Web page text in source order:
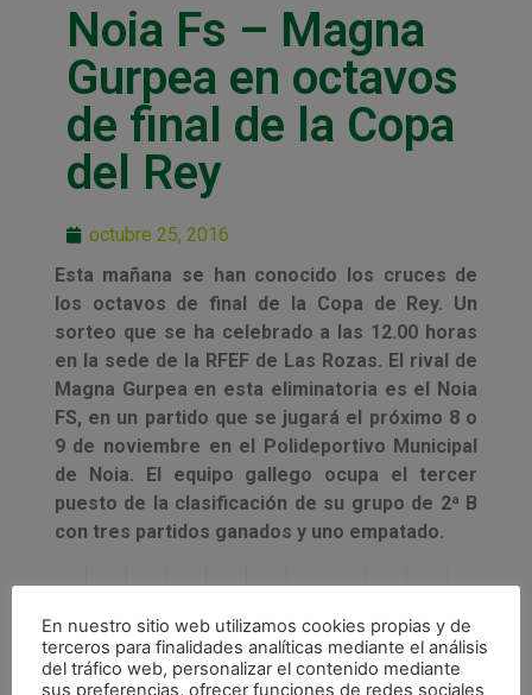
Noia Fs – Magna
Gurpea en octavos
de final de la Copa
del Rey
octubre 25, 2016
Esta mañana se han conocido los cruces de
los octavos de final de la Copa de Rey. Un
sorteo que se ha celebrado a las 12.00 horas
en la sede de la RFEF de Las Rozas. El rival de
Magna Gurpea en esta eliminatoria es el Noia
FS, en un partido que se jugará el próximo 8 o
9 de noviembre en el Polideportivo Municipal
de Noia. El equipo gallego ocupa el tercer
puesto de la clasificación de su grupo de 2ª B
con tres partidos ganados y uno empatado.
En nuestro sitio web utilizamos cookies propias y de
terceros para finalidades analíticas mediante el análisis
del tráfico web, personalizar el contenido mediante
sus preferencias, ofrecer funciones de redes sociales